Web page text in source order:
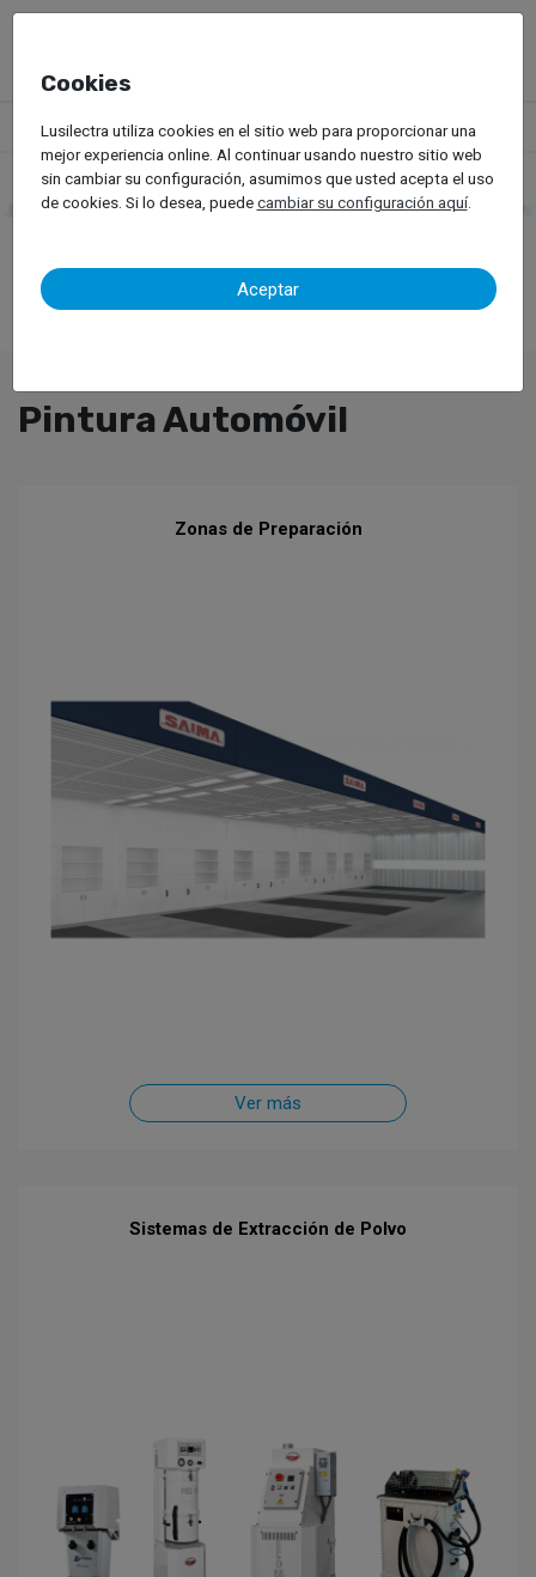
Productos Equipos de Taller Pintura Automóvil
Pintura Automóvil
Zonas de Preparación
Ver más
Sistemas de Extracción de Polvo
Cookies
Lusilectra utiliza cookies en el sitio web para proporcionar una
mejor experiencia online. Al continuar usando nuestro sitio web
sin cambiar su configuración, asumimos que usted acepta el uso
de cookies. Si lo desea, puedecambiar su configuración aquí.
Aceptar